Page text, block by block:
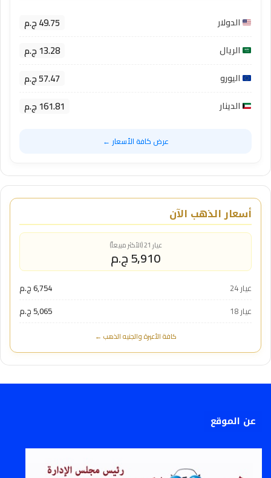
الدولار 49.75 ج.م
الريال 13.28 ج.م
اليورو 57.47 ج.م
الدينار 161.81 ج.م
عرض كافة الأسعار ←
أسعار الذهب الآن
عيار 21 (الأكثر مبيعاً)
5,910 ج.م
عيار 24
6,754 ج.م
عيار 18
5,065 ج.م
كافة الأعيرة والجنيه الذهب ←
عن الموقع